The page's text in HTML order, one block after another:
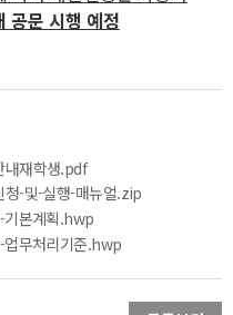
공문 시행 예정
내재학생.pdf
-및-실행-매뉴얼.zip
기본계획.hwp
무처리기준.hwp